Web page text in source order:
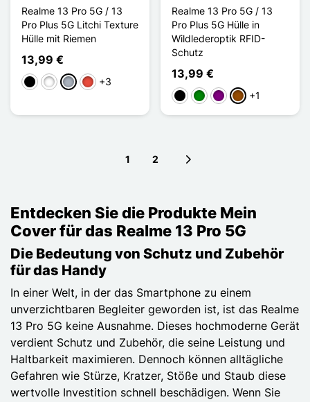
Realme 13 Pro 5G / 13
Pro Plus 5G Litchi Texture
Hülle mit Riemen
13,99 €
Schwarz
WeißGrauRot +3
Realme 13 Pro 5G / 13
Pro Plus 5G Hülle in
Wildlederoptik RFID-
Schutz
13,99 €
Schwarz
GrünViolettBraun
+1
1 2
Entdecken Sie die Produkte Mein
Cover für das Realme 13 Pro 5G
Die Bedeutung von Schutz und Zubehör
für das Handy
In einer Welt, in der das Smartphone zu einem
unverzichtbaren Begleiter geworden ist, ist das Realme
13 Pro 5G keine Ausnahme. Dieses hochmoderne Gerät
verdient Schutz und Zubehör, die seine Leistung und
Haltbarkeit maximieren. Dennoch können alltägliche
Gefahren wie Stürze, Kratzer, Stöße und Staub diese
wertvolle Investition schnell beschädigen. Wenn Sie